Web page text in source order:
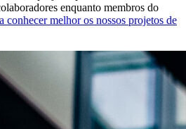
enquanto membros do
conhecer melhor os nossos projetos de